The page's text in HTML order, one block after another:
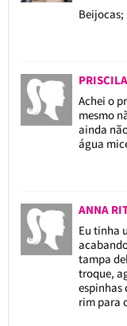
Beijocas;
Achei o
mesmo
ainda
água
ANNA
Eu tinha
tampa
troque,
espinhas
rim para